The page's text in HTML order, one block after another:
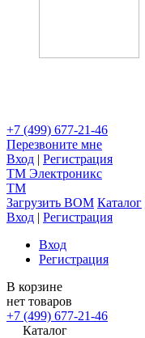
+7 (499) 677-21-46
Перезвоните мне
Вход | Регистрация
TM Электроникс
TM
Загрузить BOM Каталог
Вход | Регистрация
Вход
Регистрация
В корзине
нет товаров
+7 (499) 677-21-46
Каталог